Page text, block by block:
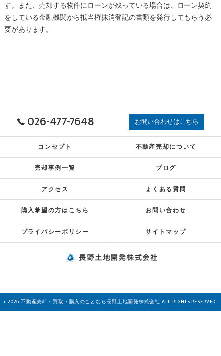
す。また、売却する物件にローンが残っている場合は、ローン契約
をしている金融機関から抵当権抹消登記の書類を発行してもらう必
要があります。
026-477-7648 お問い合わせはこちら
コンセプト 不動産売却について
売却事例一覧 ブログ
アクセス よくある質問
購入希望の方はこちら お問い合わせ
プライバシーポリシー サイトマップ
c 2026 不動産売却・買取・購入のことなら長野土地開発株式会社 ALL RIGHTS RESERVED.